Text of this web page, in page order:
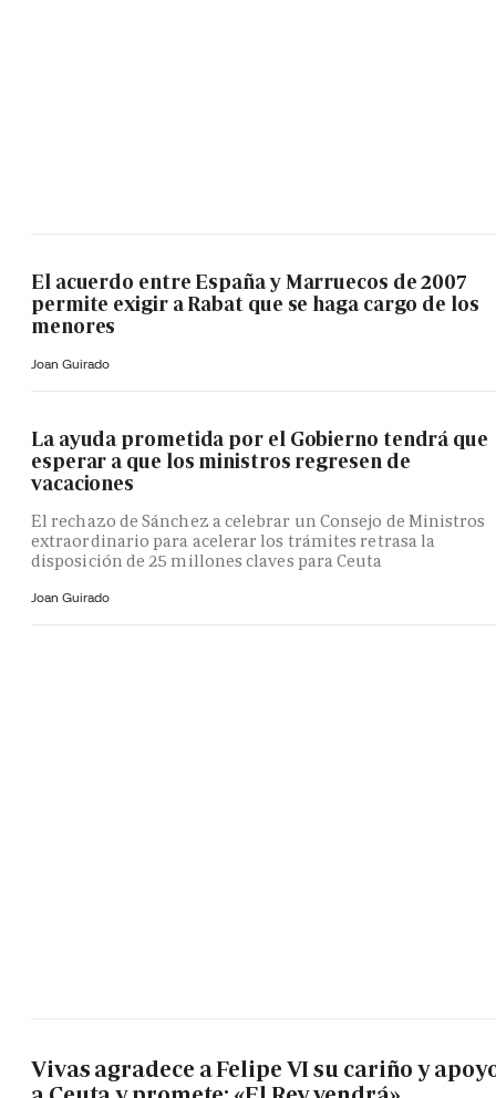
El acuerdo entre España y Marruecos de 2007
permite exigir a Rabat que se haga cargo de los
menores
Joan Guirado
La ayuda prometida por el Gobierno tendrá que
esperar a que los ministros regresen de
vacaciones
El rechazo de Sánchez a celebrar un Consejo de Ministros
extraordinario para acelerar los trámites retrasa la
disposición de 25 millones claves para Ceuta
Joan Guirado
Vivas agradece a Felipe VI su cariño y